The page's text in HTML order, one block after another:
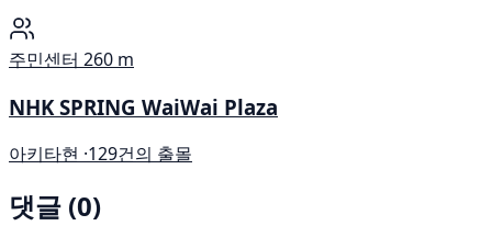
주민센터 260 m
NHK SPRING WaiWai Plaza
아키타현 ·129건의 출몰
댓글 (0)